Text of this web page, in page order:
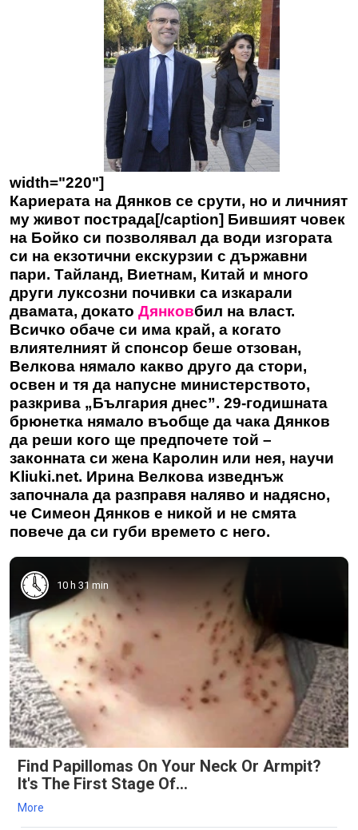
width="220"]
Кариерата на Дянков се срути, но и личният
му живот пострада[/caption] Бившият човек
на Бойко си позволявал да води изгората
си на екзотични екскурзии с държавни
пари. Тайланд, Виетнам, Китай и много
други луксозни почивки са изкарали
двамата, докато Дянковбил на власт.
Всичко обаче си има край, а когато
влиятелният й спонсор беше отзован,
Велкова нямало какво друго да стори,
освен и тя да напусне министерството,
разкрива „България днес”. 29-годишната
брюнетка нямало въобще да чака Дянков
да реши кого ще предпочете той –
законната си жена Каролин или нея, научи
Kliuki.net. Ирина Велкова изведнъж
започнала да разправя наляво и надясно,
че Симеон Дянков е никой и не смята
повече да си губи времето с него.
10 h 31 min
Find Papillomas On Your Neck Or Armpit?
It's The First Stage Of...
More